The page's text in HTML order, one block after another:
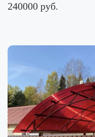
240000 руб.